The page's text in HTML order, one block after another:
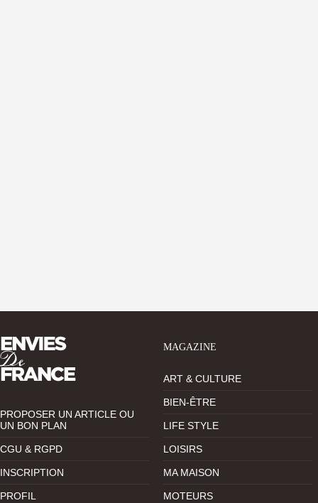
PROPOSER UN ARTICLE OU
UN BON PLAN
CGU & RGPD
INSCRIPTION
PROFIL
MAGAZINE
ART & CULTURE
BIEN-ÊTRE
LIFE STYLE
LOISIRS
MA MAISON
MOTEURS